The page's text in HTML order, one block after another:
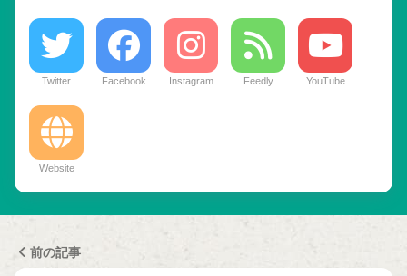
Twitter Facebook Instagram Feedly YouTube
Website
前の記事